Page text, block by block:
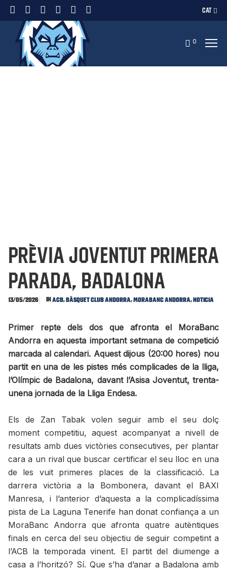
CAT
0
PRÈVIA JOVENTUT Primera
parada, Badalona
13/05/2026 InACB,Bàsquet Club Andorra,MoraBanc Andorra,Noticia
Primer repte dels dos que afronta el MoraBanc
Andorra en aquesta important setmana de competició
marcada al calendari. Aquest dijous (20:00 hores) nou
partit en una de les pistes més complicades de la lliga,
l’Olímpic de Badalona, davant l’Asisa Joventut, trenta-
unena jornada de la Lliga Endesa.
Els de Zan Tabak volen seguir amb el seu dolç
moment competitiu, aquest acompanyat a nivell de
resultats amb dues victòries consecutives, per plantar
cara a un rival que buscar certificar el seu lloc en una
de les vuit primeres places de la classificació. La
darrera victòria a la Bombonera, davant el BAXI
Manresa, i l’anterior d’aquesta a la complicadíssima
pista de La Laguna Tenerife han donat confiança a un
MoraBanc Andorra que afronta quatre autèntiques
finals en cerca del seu objectiu de seguir competint a
l’ACB la temporada vinent. El partit del diumenge a
casa a l’horitzó? Sí. Que s’ha d’anar a Badalona amb